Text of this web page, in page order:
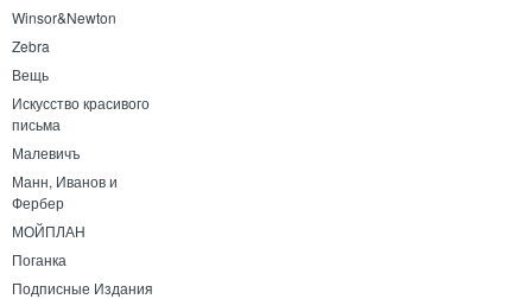
Winsor&Newton
Zebra
Вещь
Искусство красивого
письма
Малевичъ
Манн, Иванов и
Фербер
МОЙПЛАН
Поганка
Подписные Издания